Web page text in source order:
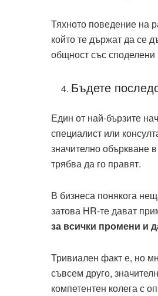
Тяхното поведение на
който те държат да се
общност със споделени
Бъдете
Един от най-бързите
специалист или
значително объркване
трябва да го правят.
В бизнеса понякога
затова HR-те дават
за всички промени и
Тривиален факт е, но
съвсем друго,
компетентен колега с